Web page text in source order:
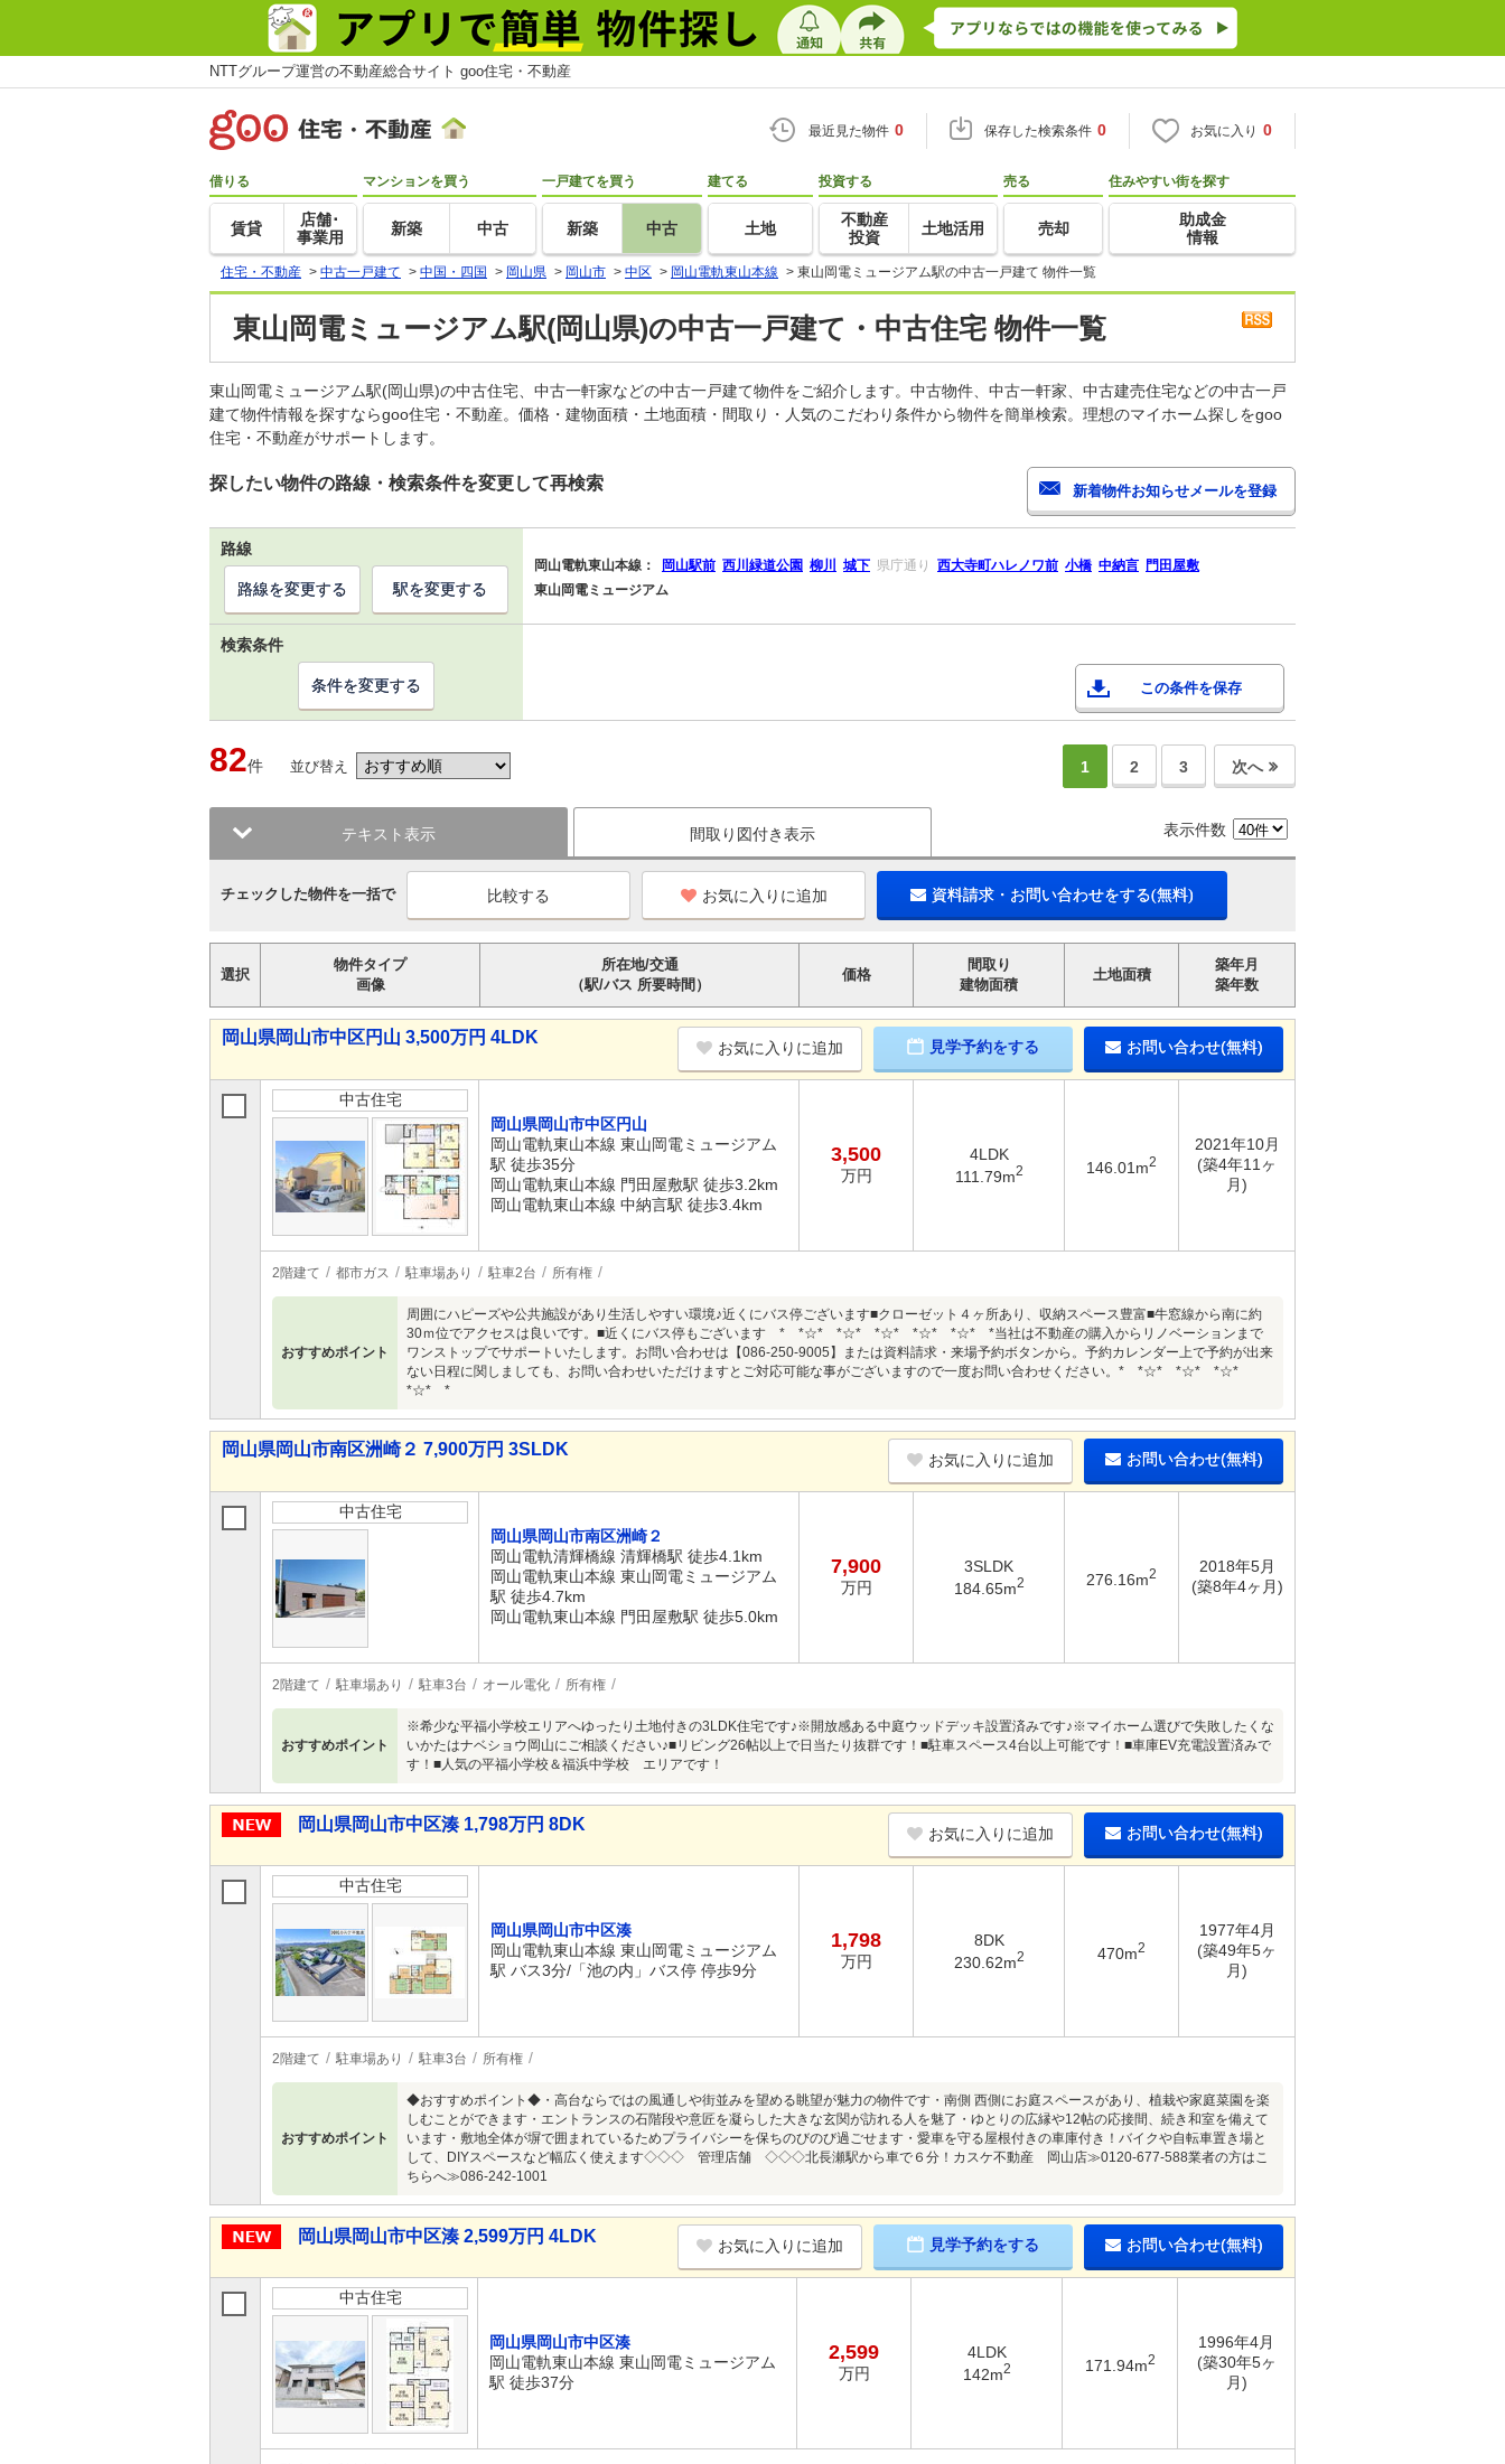
NTTグループ運営の不動産総合サイト goo住宅・不動産
最近見た物件 0 保存した検索条件 0 お気に入り 0
借りる
賃貸
店舗･
事業用
マンションを買う
新築 中古
一戸建てを買う
新築 中古
建てる
土地
投資する
不動産
投資
土地活用
売る
売却
住みやすい街を探す
助成金
情報
住宅・不動産 > 中古一戸建て > 中国・四国 > 岡山県 > 岡山市 > 中区 > 岡山電軌東山本線 > 東山岡電ミュージアム駅の中古一戸建て 物件一覧
東山岡電ミュージアム駅(岡山県)の中古一戸建て・中古住宅 物件一覧
東山岡電ミュージアム駅(岡山県)の中古住宅、中古一軒家などの中古一戸建て物件をご紹介します。中古物件、中古一軒家、中古建売住宅などの中古一戸
建て物件情報を探すならgoo住宅・不動産。価格・建物面積・土地面積・間取り・人気のこだわり条件から物件を簡単検索。理想のマイホーム探しをgoo
住宅・不動産がサポートします。
探したい物件の路線・検索条件を変更して再検索
路線
岡山電軌東山本線： 岡山駅前 西川緑道公園 柳川 城下 県庁通り 西大寺町ハレノワ前 小橋 中納言 門田屋敷
東山岡電ミュージアム
路線を変更する 駅を変更する
検索条件
この条件を保存
条件を変更する
82件 並び替え 1 2 3 次へ
テキスト表示 間取り図付き表示 表示件数
チェックした物件を一括で お気に入りに追加 資料請求・お問い合わせをする(無料)
選択
物件タイプ
画像
所在地/交通
（駅/バス 所要時間）
価格
間取り
建物面積
土地面積
築年月
築年数
岡山県岡山市中区円山 3,500万円 4LDK
お気に入りに追加 見学予約をする お問い合わせ(無料)
中古住宅
岡山県岡山市中区円山
岡山電軌東山本線 東山岡電ミュージアム
駅 徒歩35分
岡山電軌東山本線 門田屋敷駅 徒歩3.2km
岡山電軌東山本線 中納言駅 徒歩3.4km
3,500
万円
4LDK
111.79m2 146.01m2
2021年10月
(築4年11ヶ
月)
2階建て 都市ガス 駐車場あり 駐車2台 所有権
おすすめポイント
周囲にハピーズや公共施設があり生活しやすい環境♪近くにバス停ございます■クローゼット４ヶ所あり、収納スペース豊富■牛窓線から南に約
30ｍ位でアクセスは良いです。■近くにバス停もございます * *☆* *☆* *☆* *☆* *☆* *当社は不動産の購入からリノベーションまで
ワンストップでサポートいたします。お問い合わせは【086-250-9005】または資料請求・来場予約ボタンから。予約カレンダー上で予約が出来
ない日程に関しましても、お問い合わせいただけますとご対応可能な事がございますので一度お問い合わせください。* *☆* *☆* *☆*
*☆* *
岡山県岡山市南区洲崎２ 7,900万円 3SLDK
お気に入りに追加 お問い合わせ(無料)
中古住宅
岡山県岡山市南区洲崎２
岡山電軌清輝橋線 清輝橋駅 徒歩4.1km
岡山電軌東山本線 東山岡電ミュージアム
駅 徒歩4.7km
岡山電軌東山本線 門田屋敷駅 徒歩5.0km
7,900
万円
3SLDK
184.65m2 276.16m2
2018年5月
(築8年4ヶ月)
2階建て 駐車場あり 駐車3台 オール電化 所有権
おすすめポイント
※希少な平福小学校エリアへゆったり土地付きの3LDK住宅です♪※開放感ある中庭ウッドデッキ設置済みです♪※マイホーム選びで失敗したくな
いかたはナベショウ岡山にご相談ください♪■リビング26帖以上で日当たり抜群です！■駐車スペース4台以上可能です！■車庫EV充電設置済みで
す！■人気の平福小学校＆福浜中学校 エリアです！
岡山県岡山市中区湊 1,798万円 8DK お気に入りに追加 お問い合わせ(無料)
中古住宅
岡山県岡山市中区湊
岡山電軌東山本線 東山岡電ミュージアム
駅 バス3分/「池の内」バス停 停歩9分
1,798
万円
8DK
230.62m2 470m2
1977年4月
(築49年5ヶ
月)
2階建て 駐車場あり 駐車3台 所有権
おすすめポイント
◆おすすめポイント◆・高台ならではの風通しや街並みを望める眺望が魅力の物件です・南側 西側にお庭スペースがあり、植栽や家庭菜園を楽
しむことができます・エントランスの石階段や意匠を凝らした大きな玄関が訪れる人を魅了・ゆとりの広縁や12帖の応接間、続き和室を備えて
います・敷地全体が塀で囲まれているためプライバシーを保ちのびのび過ごせます・愛車を守る屋根付きの車庫付き！バイクや自転車置き場と
して、DIYスペースなど幅広く使えます◇◇◇ 管理店舗 ◇◇◇北長瀬駅から車で６分！カスケ不動産 岡山店≫0120-677-588業者の方はこ
ちらへ≫086-242-1001
岡山県岡山市中区湊 2,599万円 4LDK お気に入りに追加 見学予約をする お問い合わせ(無料)
中古住宅
岡山県岡山市中区湊
岡山電軌東山本線 東山岡電ミュージアム
駅 徒歩37分
2,599
万円
4LDK
142m2 171.94m2
1996年4月
(築30年5ヶ
月)